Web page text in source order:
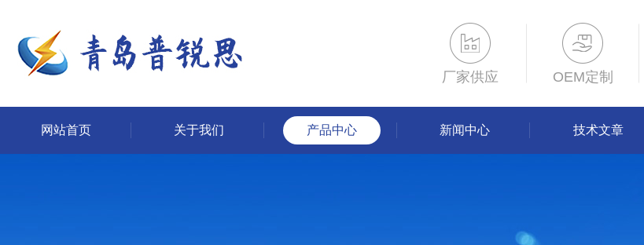
厂家供应 OEM定制
网站首页 关于我们 产品中心 新闻中心 技术文章